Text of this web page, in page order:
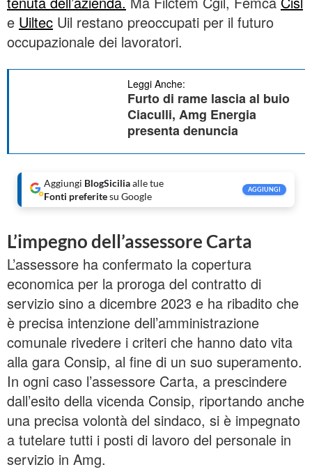
e Uiltec Uil restano preoccupati per il futuro
occupazionale dei lavoratori.
Leggi Anche:
Furto di rame lascia al buio
Ciaculli, Amg Energia
presenta denuncia
Aggiungi BlogSiciliaalle tue
Fonti preferitesu Google
AGGIUNGI
L’impegno dell’assessore Carta
L’assessore ha confermato la copertura
economica per la proroga del contratto di
servizio sino a dicembre 2023 e ha ribadito che
è precisa intenzione dell’amministrazione
comunale rivedere i criteri che hanno dato vita
alla gara Consip, al fine di un suo superamento.
In ogni caso l’assessore Carta, a prescindere
dall’esito della vicenda Consip, riportando anche
una precisa volontà del sindaco, si è impegnato
a tutelare tutti i posti di lavoro del personale in
servizio in Amg.